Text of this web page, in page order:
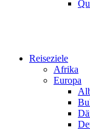
Reiseziele
Afrika
Europa